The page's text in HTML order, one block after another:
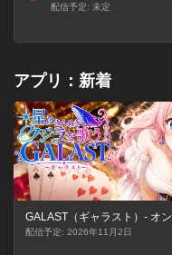
配信予定: 未定
アプリ：新着
GALAST（ギャラスト）- オ
配信予定: 2026年11月2日